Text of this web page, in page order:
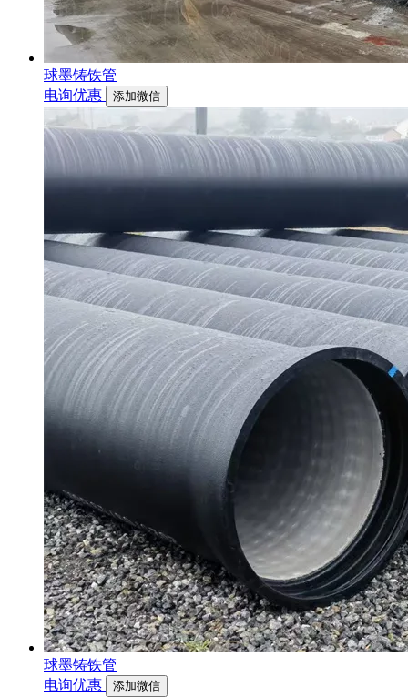
球墨铸铁管
电询优惠
添加微信
球墨铸铁管
电询优惠
添加微信